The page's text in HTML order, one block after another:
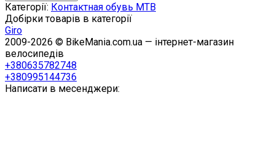
Категорії: Контактная обувь MTB
Добірки товарів в категорії
Giro
2009-2026 © BikeMania.com.ua — інтернет-магазин
велосипедів
+380635782748
+380995144736
Написати в месенджери: